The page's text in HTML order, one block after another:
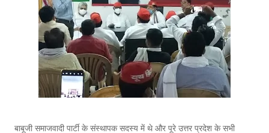
बाबूजी समाजवादी पार्टी के संस्थापक सदस्य में थे और पूरे उत्तर प्रदेश के सभी